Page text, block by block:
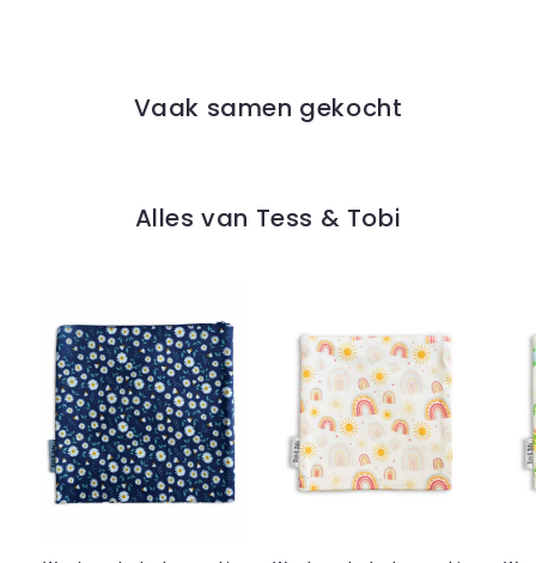
Vaak samen gekocht
Alles van Tess & Tobi